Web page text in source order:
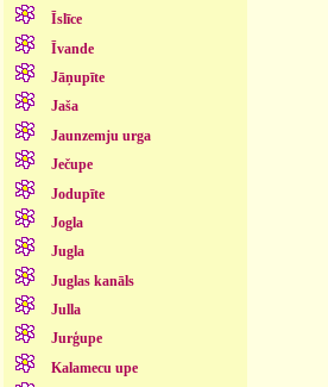
Īslīce
Īvande
Jāņupīte
Jaša
Jaunzemju urga
Ječupe
Jodupīte
Jogla
Jugla
Juglas kanāls
Julla
Jurģupe
Kalamecu upe